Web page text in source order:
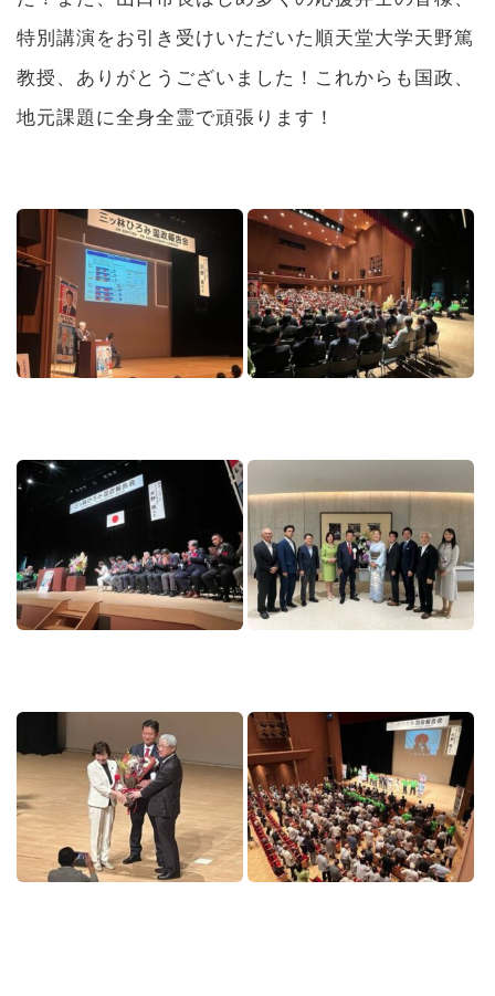
特別講演をお引き受けいただいた順天堂大学天野篤
教授、ありがとうございました！これからも国政、
地元課題に全身全霊で頑張ります！